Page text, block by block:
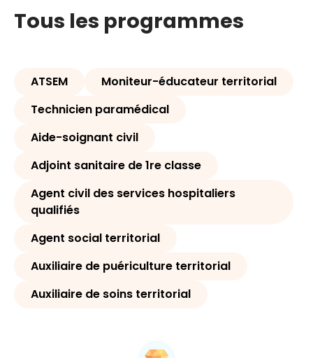
Tous les programmes
ATSEM
Moniteur-éducateur territorial
Technicien paramédical
Aide-soignant civil
Adjoint sanitaire de 1re classe
Agent civil des services hospitaliers
qualifiés
Agent social territorial
Auxiliaire de puériculture territorial
Auxiliaire de soins territorial